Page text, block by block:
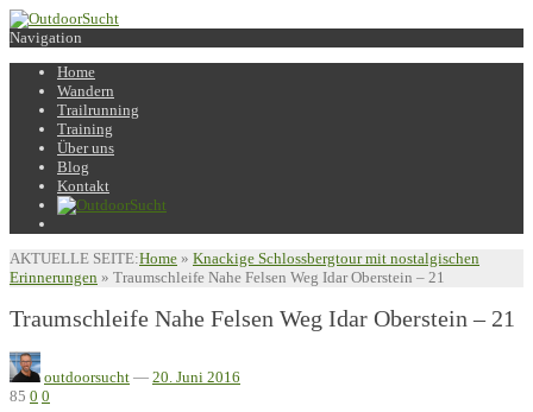
Navigation
Home
Wandern
Trailrunning
Training
Über uns
Blog
Kontakt
AKTUELLE SEITE:Home » Knackige Schlossbergtour mit nostalgischen
Erinnerungen » Traumschleife Nahe Felsen Weg Idar Oberstein – 21
Traumschleife Nahe Felsen Weg Idar Oberstein – 21
outdoorsucht — 20. Juni 2016
85 0 0